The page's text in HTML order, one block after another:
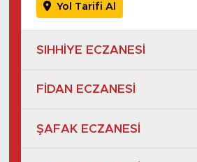
Yol Tarifi Al
SIHHİYE ECZANESİ
FİDAN ECZANESİ
ŞAFAK ECZANESİ